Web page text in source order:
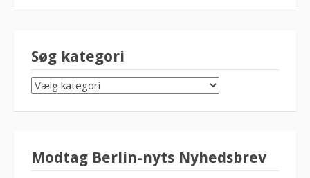
Søg kategori
SØG
KATEGORI
Modtag Berlin-nyts Nyhedsbrev